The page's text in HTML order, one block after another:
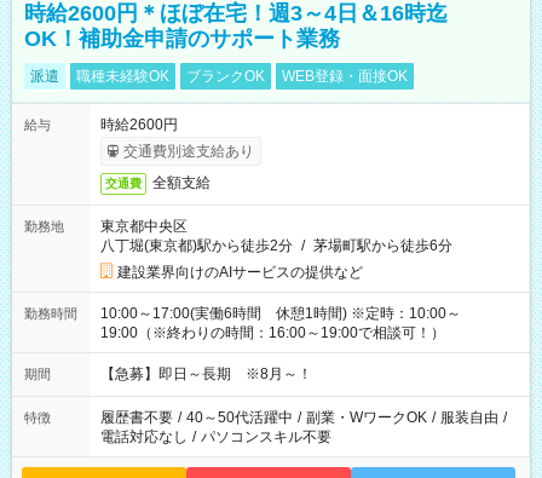
時給2600円＊ほぼ在宅！週3～4日＆16時迄
OK！補助金申請のサポート業務
派遣 職種未経験OK ブランクOK WEB登録・面接OK
給与
時給2600円
交通費別途支給あり
交通費 全額支給
勤務地
東京都中央区
八丁堀(東京都)駅から徒歩2分 / 茅場町駅から徒歩6分
建設業界向けのAIサービスの提供など
勤務時間
10:00～17:00(実働6時間 休憩1時間) ※定時：10:00～
19:00（※終わりの時間：16:00～19:00で相談可！）
期間 【急募】即日～長期 ※8月～！
特徴 履歴書不要 / 40～50代活躍中 / 副業・WワークOK / 服装自由 /
電話対応なし / パソコンスキル不要